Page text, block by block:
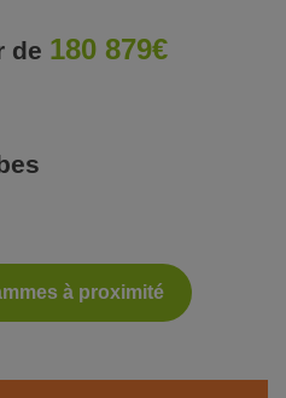
de 180 879€
à proximité